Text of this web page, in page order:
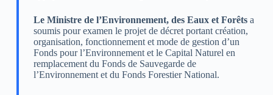
Le Ministre de l’Environnement, des Eaux et Forêtsa
soumis pour examen le projet de décret portant création,
organisation, fonctionnement et mode de gestion d’un
Fonds pour l’Environnement et le Capital Naturel en
remplacement du Fonds de Sauvegarde de
l’Environnement et du Fonds Forestier National.